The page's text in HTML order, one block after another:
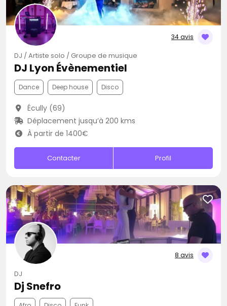
34 avis
DJ / Artiste solo / Groupe de musique
DJ Lyon Évènementiel
Dance Deep house Disco
Écully (69)
Déplacement jusqu’à 200 kms
À partir de 1400€
Contacter Profil
8 avis
DJ
Dj Snefro